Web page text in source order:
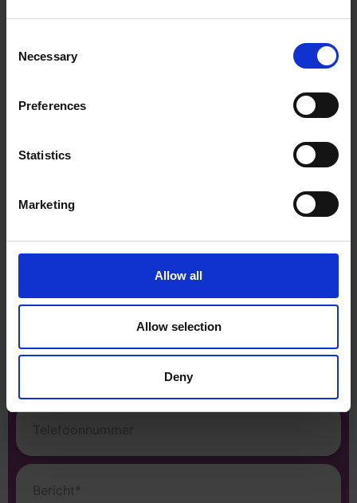
Selection
Necessary
Preferences
Statistics
Marketing
Allow all
Allow selection
Deny
Achternaam
E-
Bericht(Vereist)